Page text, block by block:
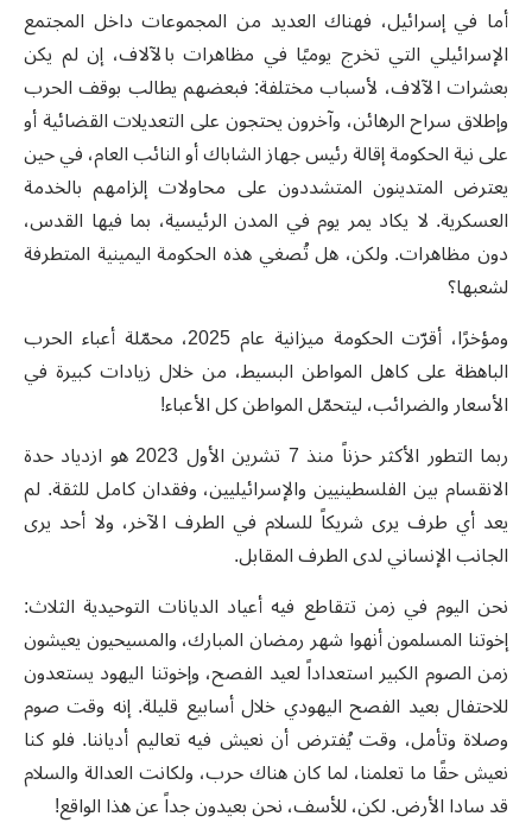
أما في إسرائيل، فهناك العديد من المجموعات داخل المجتمع
الإسرائيلي التي تخرج يوميًا في مظاهرات بالآلاف، إن لم يكن
بعشرات الآلاف، لأسباب مختلفة: فبعضهم يطالب بوقف الحرب
وإطلاق سراح الرهائن، وآخرون يحتجون على التعديلات القضائية أو
على نية الحكومة إقالة رئيس جهاز الشاباك أو النائب العام، في حين
يعترض المتدينون المتشددون على محاولات إلزامهم بالخدمة
العسكرية. لا يكاد يمر يوم في المدن الرئيسية، بما فيها القدس،
دون مظاهرات. ولكن، هل تُصغي هذه الحكومة اليمينية المتطرفة
لشعبها؟
ومؤخرًا، أقرّت الحكومة ميزانية عام 2025، محمّلة أعباء الحرب
الباهظة على كاهل المواطن البسيط، من خلال زيادات كبيرة في
الأسعار والضرائب، ليتحمّل المواطن كل الأعباء!
ربما التطور الأكثر حزناً منذ 7 تشرين الأول 2023 هو ازدياد حدة
الانقسام بين الفلسطينيين والإسرائيليين، وفقدان كامل للثقة. لم
يعد أي طرف يرى شريكاً للسلام في الطرف الآخر، ولا أحد يرى
الجانب الإنساني لدى الطرف المقابل.
نحن اليوم في زمن تتقاطع فيه أعياد الديانات التوحيدية الثلاث:
إخوتنا المسلمون أنهوا شهر رمضان المبارك، والمسيحيون يعيشون
زمن الصوم الكبير استعداداً لعيد الفصح، وإخوتنا اليهود يستعدون
للاحتفال بعيد الفصح اليهودي خلال أسابيع قليلة. إنه وقت صوم
وصلاة وتأمل، وقت يُفترض أن نعيش فيه تعاليم أدياننا. فلو كنا
نعيش حقًا ما تعلمنا، لما كان هناك حرب، ولكانت العدالة والسلام
قد سادا الأرض. لكن، للأسف، نحن بعيدون جداً عن هذا الواقع!